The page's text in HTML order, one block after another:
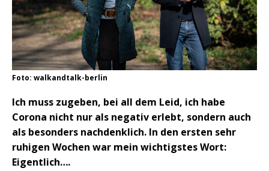
Foto: walkandtalk-berlin
Ich muss zugeben, bei all dem Leid, ich habe
Corona nicht nur als negativ erlebt, sondern auch
als besonders nachdenklich. In den ersten sehr
ruhigen Wochen war mein wichtigstes Wort:
Eigentlich….